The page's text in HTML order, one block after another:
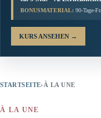
BONUSMATERIAL: 90-Tage-
KURS ANSEHEN →
STARTSEITE› À LA UNE
À LA UNE